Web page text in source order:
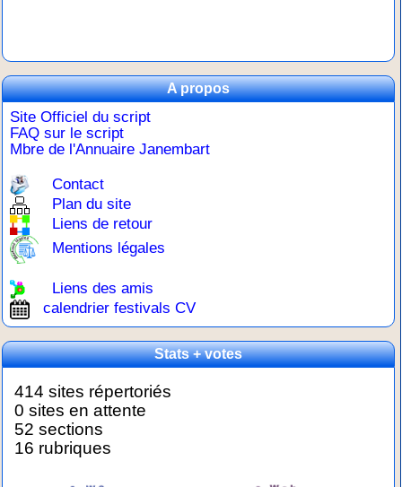
A propos
Site Officiel du script
FAQ sur le script
Mbre de l'Annuaire Janembart
Contact
Plan du site
Liens de retour
Mentions légales
Liens des amis
calendrier festivals CV
Stats + votes
414 sites répertoriés
0 sites en attente
52 sections
16 rubriques